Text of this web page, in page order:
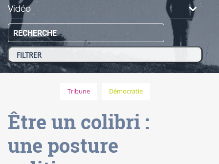
Vidéo
RECHERCHE
Tribune Démocratie
Être un colibri :
une posture